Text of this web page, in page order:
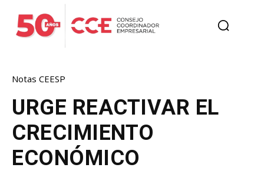
Notas CEESP
URGE REACTIVAR EL
CRECIMIENTO
ECONÓMICO